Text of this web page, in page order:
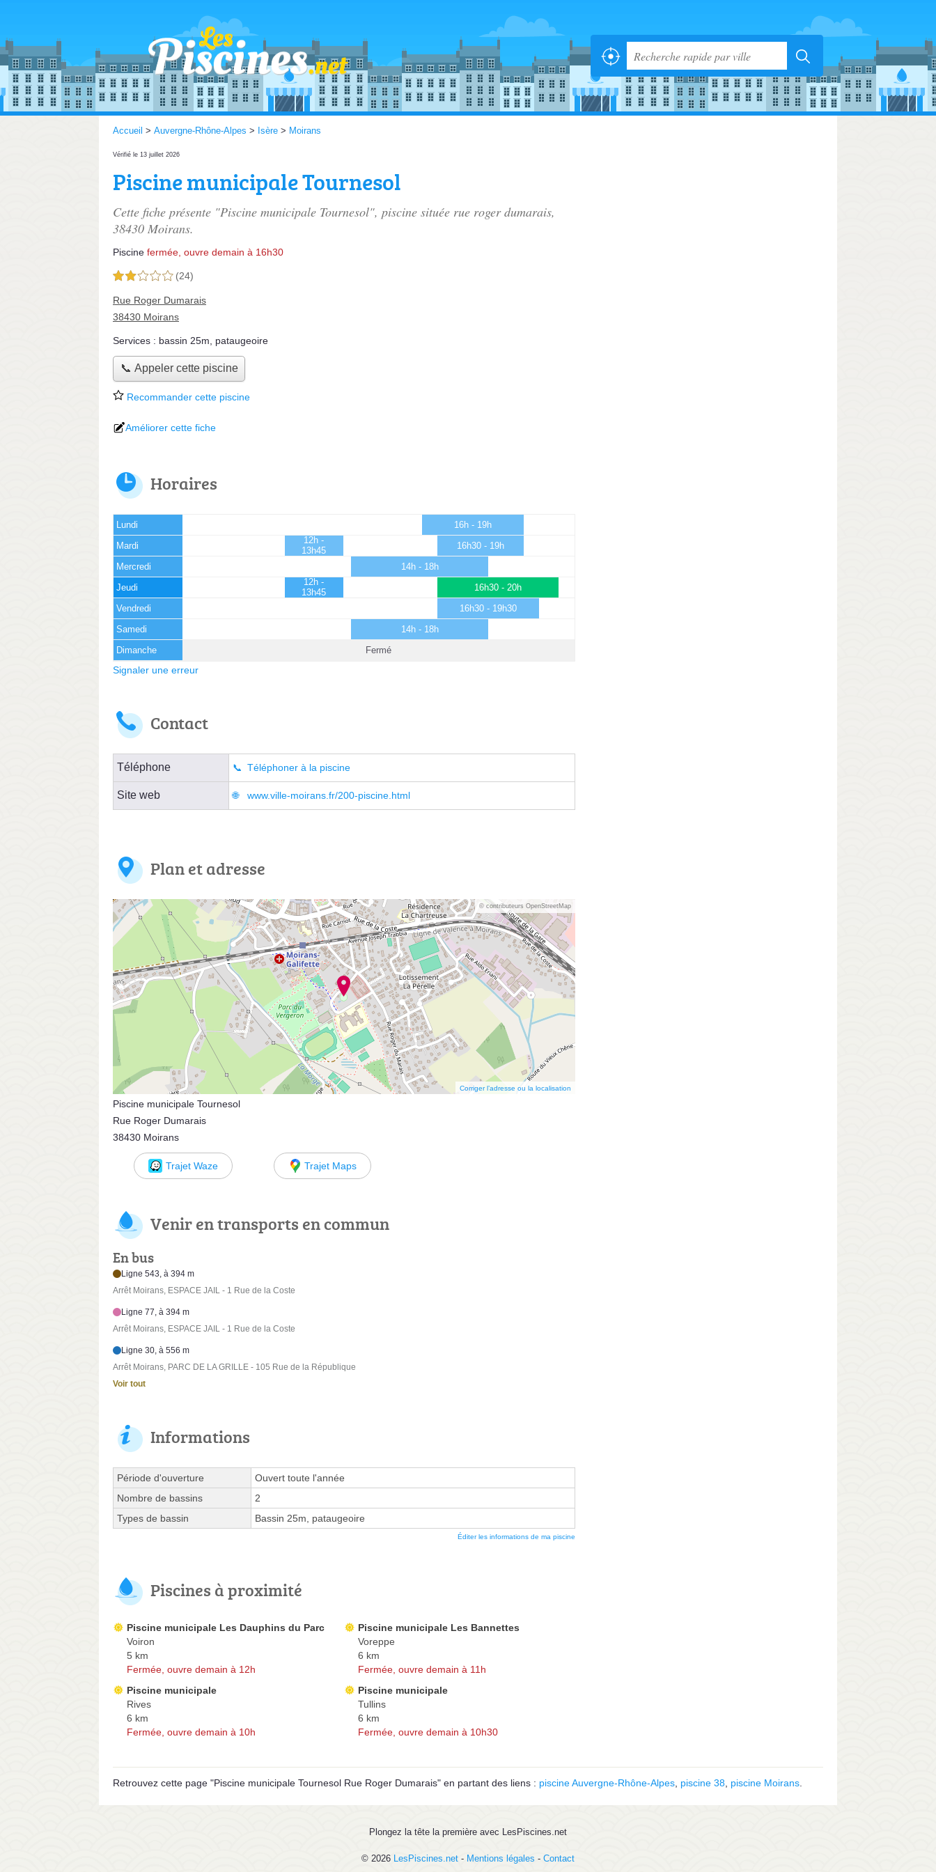
Accueil > Auvergne-Rhône-Alpes > Isère > Moirans
Vérifié le 13 juillet 2026
Piscine municipale Tournesol
Cette fiche présente "Piscine municipale Tournesol", piscine située rue roger dumarais,
38430 Moirans.
Piscine fermée, ouvre demain à 16h30
2,0 étoiles sur 5 (24)
Rue Roger Dumarais
38430 Moirans
Services : bassin 25m pataugeoire
📞 Appeler cette piscine
Recommander cette piscine
Améliorer cette fiche
Horaires
Lundi 16h - 19h
Mardi
12h -
13h45
16h30 - 19h
Mercredi 14h - 18h
Jeudi
12h -
13h45
16h30 - 20h
Vendredi 16h30 - 19h30
Samedi 14h - 18h
Dimanche Fermé
Signaler une erreur
Contact
Téléphone Téléphoner à la piscine
Site web www.ville-moirans.fr/200-piscine.html
Plan et adresse
© contributeurs OpenStreetMap
Corriger l’adresse ou la localisation
Piscine municipale Tournesol
Rue Roger Dumarais
38430 Moirans
Trajet Waze Trajet Maps
Venir en transports en commun
En bus
Ligne 543, à 394 m
Arrêt Moirans, ESPACE JAIL - 1 Rue de la Coste
Ligne 77, à 394 m
Arrêt Moirans, ESPACE JAIL - 1 Rue de la Coste
Ligne 30, à 556 m
Arrêt Moirans, PARC DE LA GRILLE - 105 Rue de la République
Voir tout
Informations
Période d'ouverture
Ouvert toute l'année
Nombre de bassins
2
Types de bassin
Bassin 25m, pataugeoire
Éditer les informations de ma piscine
Piscines à proximité
Piscine municipale Les Dauphins du Parc
Voiron
5 km
Fermée, ouvre demain à 12h
Piscine municipale Les Bannettes
Voreppe
6 km
Fermée, ouvre demain à 11h
Piscine municipale
Rives
6 km
Fermée, ouvre demain à 10h
Piscine municipale
Tullins
6 km
Fermée, ouvre demain à 10h30
Retrouvez cette page "Piscine municipale Tournesol Rue Roger Dumarais" en partant des liens : piscine Auvergne-Rhône-Alpes piscine 38 piscine Moirans
Plongez la tête la première avec LesPiscines.net
© 2026 LesPiscines.net - Mentions légales - Contact